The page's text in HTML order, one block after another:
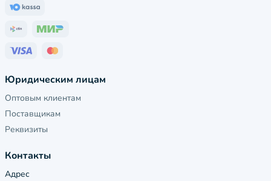
Юридическим лицам
Оптовым клиентам
Поставщикам
Реквизиты
Контакты
Адрес